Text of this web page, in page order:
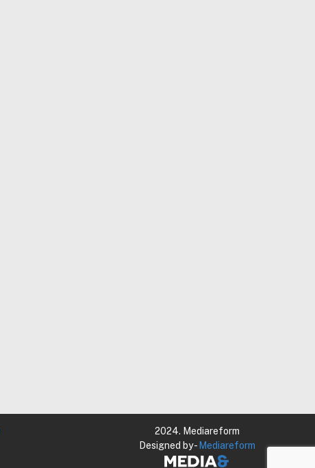
2024. Mediareform
Designed by -Mediareform